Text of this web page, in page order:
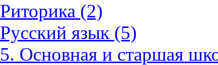
Риторика (2)
Русский язык (5)
5. Основная и старшая